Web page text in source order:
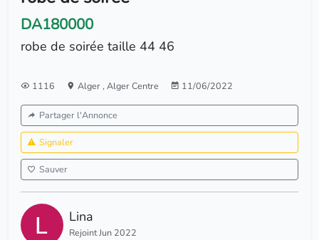
DA180000
robe de soirée taille 44 46
1116 Alger, Alger Centre 11/06/2022
Partager l'Annonce
Signaler
Sauver
Lina
Rejoint Jun 2022